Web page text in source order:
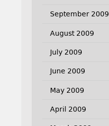
September 2009
August 2009
July 2009
June 2009
May 2009
April 2009